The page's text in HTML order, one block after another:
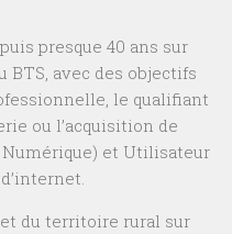
presque 40 ans sur
avec des objectifs
le qualifiant
ou l’acquisition de
et Utilisateur
du territoire rural sur